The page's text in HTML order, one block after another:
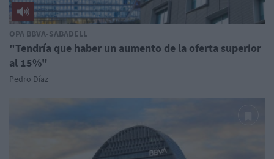
OPA BBVA-SABADELL
"Tendría que haber un aumento de la oferta superior
al 15%"
Pedro Díaz